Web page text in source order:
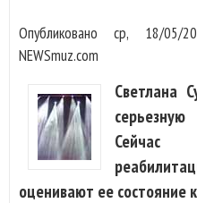
Опубликованоср, 18/05/
NEWSmuz.com
Светлана
Сейчас
оценивают ее состояние